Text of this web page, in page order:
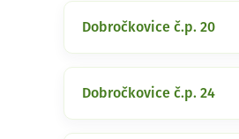
Dobročkovice č.p. 20
Dobročkovice č.p. 24